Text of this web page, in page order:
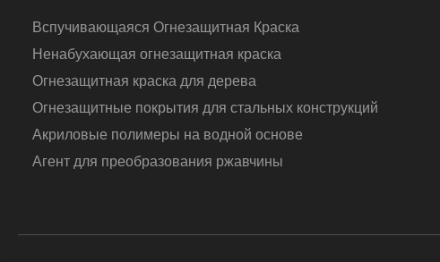
Вспучивающаяся Огнезащитная Краска
Ненабухающая огнезащитная краска
Огнезащитная краска для дерева
Огнезащитные покрытия для стальных конструкций
Акриловые полимеры на водной основе
Агент для преобразования ржавчины